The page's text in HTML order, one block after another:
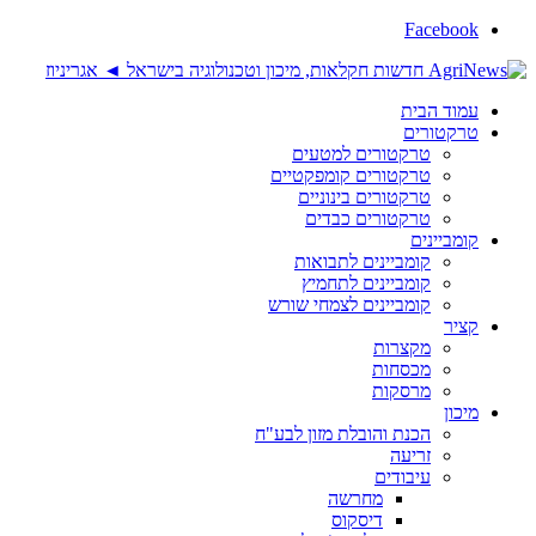
Facebook
עמוד הבית
טרקטורים
טרקטורים למטעים
טרקטורים קומפקטיים
טרקטורים בינוניים
טרקטורים כבדים
קומביינים
קומביינים לתבואות
קומביינים לתחמיץ
קומביינים לצמחי שורש
קציר
מקצרות
מכסחות
מרסקות
מיכון
הכנת והובלת מזון לבע"ח
זריעה
עיבודים
מחרשה
דיסקוס